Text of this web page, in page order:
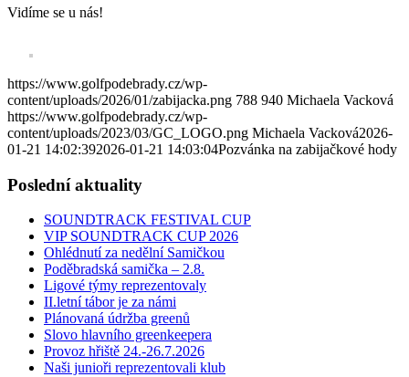
Vidíme se u nás!
https://www.golfpodebrady.cz/wp-
content/uploads/2026/01/zabijacka.png 788 940 Michaela Vacková
https://www.golfpodebrady.cz/wp-
content/uploads/2023/03/GC_LOGO.png Michaela Vacková2026-
01-21 14:02:392026-01-21 14:03:04Pozvánka na zabijačkové hody
Poslední aktuality
SOUNDTRACK FESTIVAL CUP
VIP SOUNDTRACK CUP 2026
Ohlédnutí za nedělní Samičkou
Poděbradská samička – 2.8.
Ligové týmy reprezentovaly
II.letní tábor je za námi
Plánovaná údržba greenů
Slovo hlavního greenkeepera
Provoz hřiště 24.-26.7.2026
Naši junioři reprezentovali klub